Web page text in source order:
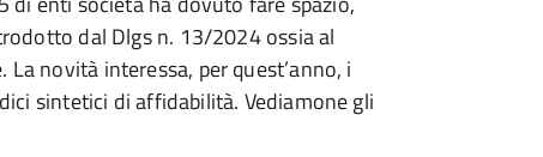
dal Dlgs n. 13/2024 ossia al
novità interessa, per quest’anno, i
sintetici di affidabilità. Vediamone gli